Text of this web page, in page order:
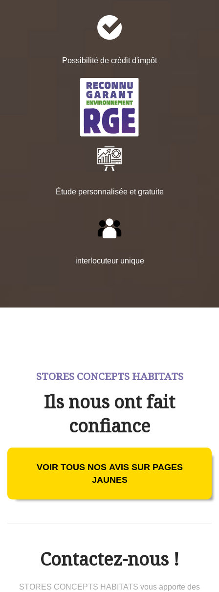
Possibilité de crédit d'impôt
Étude personnalisée et gratuite
interlocuteur unique
STORES CONCEPTS HABITATS
Ils nous ont fait
confiance
VOIR TOUS NOS AVIS SUR PAGES
JAUNES
Contactez-nous !
STORES CONCEPTS HABITATS vous apporte des